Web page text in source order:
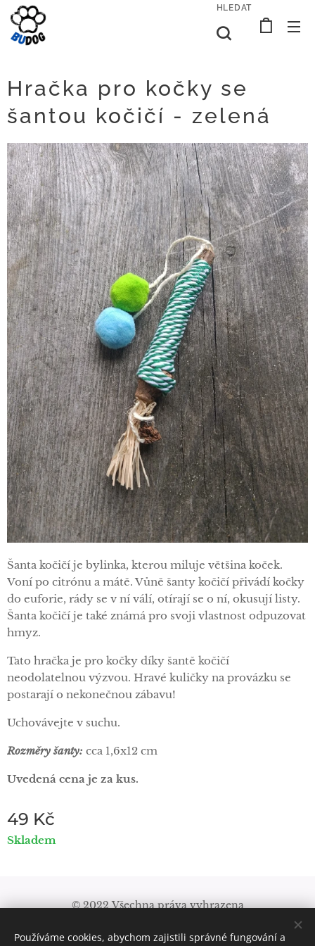
HLEDAT
Hračka pro kočky se
šantou kočičí - zelená
Šanta kočičí je bylinka, kterou miluje většina koček.
Voní po citrónu a mátě. Vůně šanty kočičí přivádí kočky
do euforie, rády se v ní válí, otírají se o ní, okusují listy.
Šanta kočičí je také známá pro svoji vlastnost odpuzovat
hmyz.
Tato hračka je pro kočky díky šantě kočičí
neodolatelnou výzvou. Hravé kuličky na provázku se
postarají o nekonečnou zábavu!
Uchovávejte v suchu.
Rozměry šanty: cca 1,6x12 cm
Uvedená cena je za kus.
49 Kč
Skladem
© 2022 Všechna práva vyhrazena
Používáme cookies, abychom zajistili správné fungování a